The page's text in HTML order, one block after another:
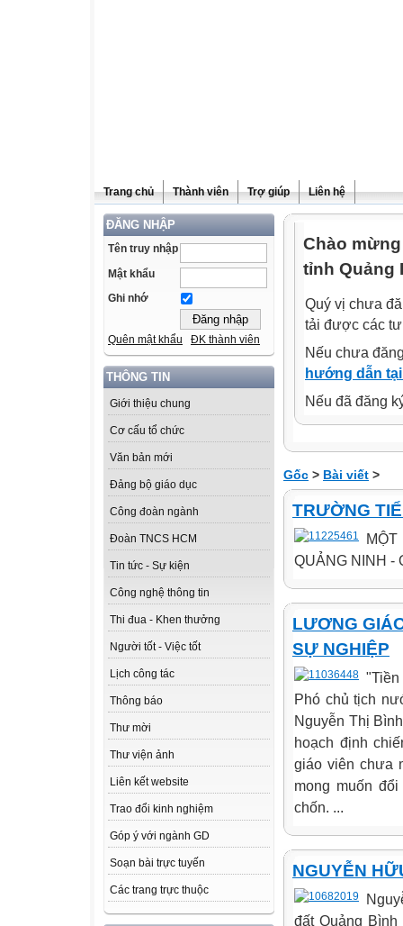
Trang chủ Thành viên Trợ giúp Liên hệ
ĐĂNG NHẬP
Tên truy nhập
Mật khẩu
Ghi nhớ
Quên mật khẩu ĐK thành viên
THÔNG TIN
Giới thiệu chung
Cơ cấu tổ chức
Văn bản mới
Đảng bộ giáo dục
Công đoàn ngành
Đoàn TNCS HCM
Tin tức - Sự kiện
Công nghệ thông tin
Thi đua - Khen thưởng
Người tốt - Việc tốt
Lịch công tác
Thông báo
Thư mời
Thư viện ảnh
Liên kết website
Trao đổi kinh nghiệm
Góp ý với ngành GD
Soạn bài trực tuyến
Các trang trực thuộc
Chào
tỉnh Quảng
Quý vị chưa
tải được các
Nếu chưa
hướng dẫn
Nếu đã đăng
Gốc > Bài viết >
TRƯỜNG
QUẢNG NINH -
LƯƠNG
SỰ NGHIỆP
Phó chủ tịch
Nguyễn Thị
hoạch định
giáo viên chưa
mong muốn
chốn. ...
NGUYỄN
đất Quảng